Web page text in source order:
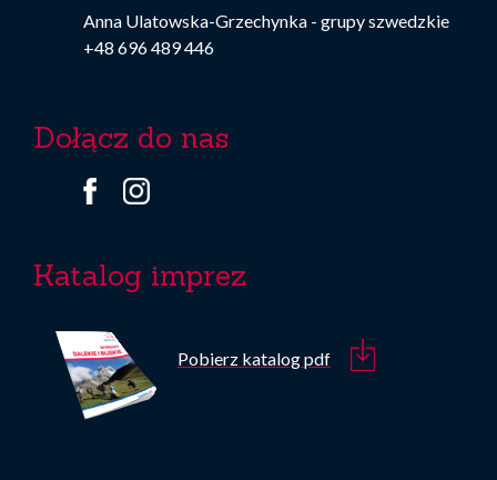
Anna Ulatowska-Grzechynka - grupy szwedzkie
+48 696 489 446
Dołącz do nas
Katalog imprez
Pobierz katalog pdf